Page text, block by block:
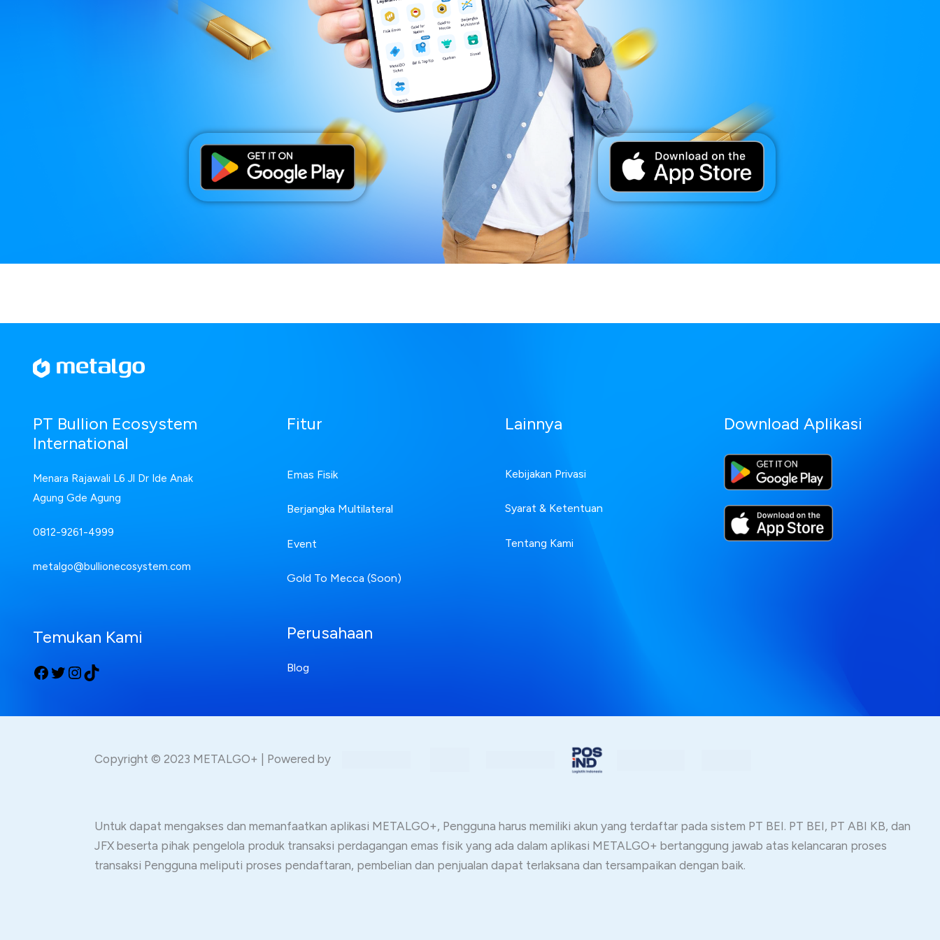
PT Bullion Ecosystem
International
Menara Rajawali L6 Jl Dr Ide Anak
Agung Gde Agung
0812-9261-4999
metalgo@bullionecosystem.com
Temukan Kami
Fitur
Emas Fisik
Berjangka Multilateral
Event
Gold To Mecca (Soon)
Perusahaan
Blog
Lainnya
Kebijakan Privasi
Syarat & Ketentuan
Tentang Kami
Download Aplikasi
Copyright © 2023 METALGO+ | Powered by
Untuk dapat mengakses dan memanfaatkan aplikasi METALGO+, Pengguna harus memiliki akun yang terdaftar pada sistem PT BEI. PT BEI, PT ABI KB, dan
JFX beserta pihak pengelola produk transaksi perdagangan emas fisik yang ada dalam aplikasi METALGO+ bertanggung jawab atas kelancaran proses
transaksi Pengguna meliputi proses pendaftaran, pembelian dan penjualan dapat terlaksana dan tersampaikan dengan baik.